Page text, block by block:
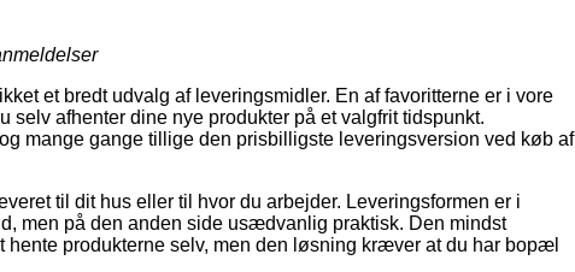
et bredt udvalg af leveringsmidler. En af favoritterne er i vore
selv afhenter dine nye produkter på et valgfrit tidspunkt.
mange gange tillige den prisbilligste leveringsversion ved køb af
til dit hus eller til hvor du arbejder. Leveringsformen er i
men på den anden side usædvanlig praktisk. Den mindst
produkterne selv, men den løsning kræver at du har bopæl